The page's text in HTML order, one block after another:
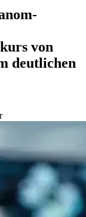
von
deutlichen